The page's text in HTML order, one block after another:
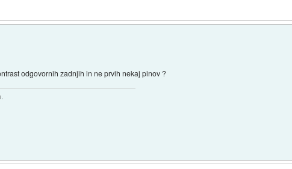
odgovornih zadnjih in ne prvih nekaj pinov ?